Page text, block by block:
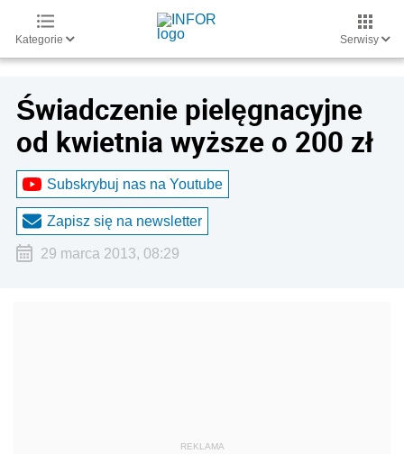
Kategorie Serwisy
Świadczenie pielęgnacyjne
od kwietnia wyższe o 200 zł
Subskrybuj nas na Youtube
Zapisz się na newsletter
29 marca 2013, 08:29